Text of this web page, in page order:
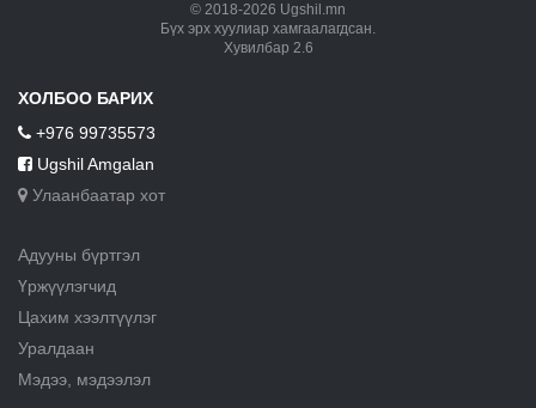
© 2018-2026 Ugshil.mn
Бүх эрх хуулиар хамгаалагдсан.
Хувилбар 2.6
ХОЛБОО БАРИХ
+976 99735573
Ugshil Amgalan
Улаанбаатар хот
Адууны бүртгэл
Үржүүлэгчид
Цахим хээлтүүлэг
Уралдаан
Мэдээ, мэдээлэл